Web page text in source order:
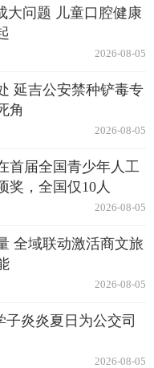
大问题 儿童口腔健康
2026-08-05
延吉公安禁种铲毒专
角
2026-08-05
首届全国青少年人工
奖，全国仅10人
2026-08-05
全域联动激活商文旅
2026-08-05
炎炎夏日为公交司
2026-08-05